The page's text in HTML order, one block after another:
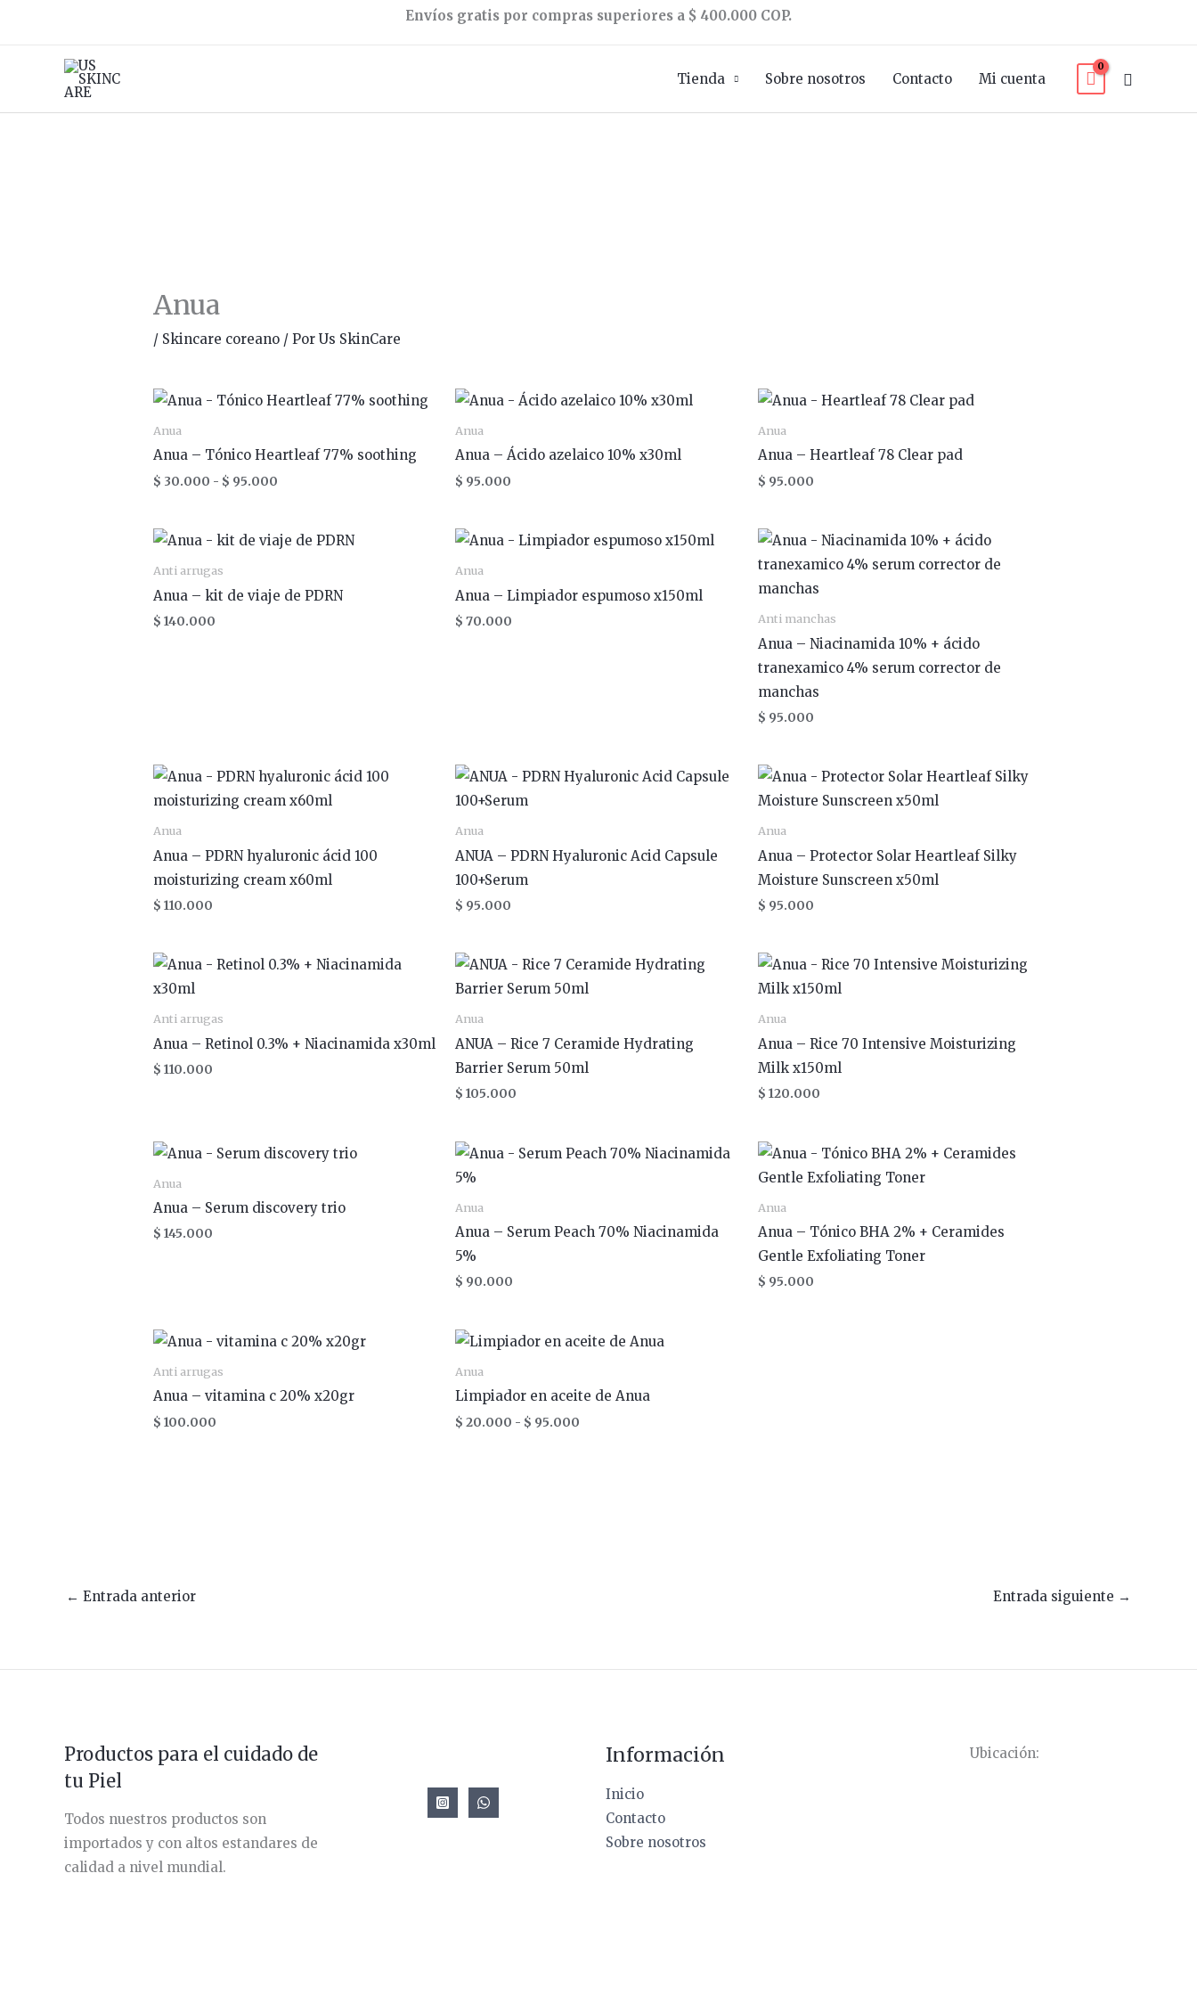
contenido
Envíos gratis por compras superiores a $ 400.000 COP.
Tienda Sobre nosotros Contacto Mi cuenta Buscar
Anua
/ Skincare coreano / PorUs SkinCare
Anua
Anua – Tónico Heartleaf 77% soothing
$ 30.000 - $ 95.000
Rango
de
$ 30.000
Anua
Anua – Ácido azelaico 10% x30ml
$ 95.000
Anua
Anua – Heartleaf 78 Clear pad
$ 95.000
Anti arrugas
Anua – kit de viaje de PDRN
$ 140.000
Anua
Anua – Limpiador espumoso x150ml
$ 70.000 Anti manchas
Anua – Niacinamida 10% + ácido
tranexamico 4% serum corrector de
manchas
$ 95.000
Anua
Anua – PDRN hyaluronic ácid 100
moisturizing cream x60ml
$ 110.000
Anua
ANUA – PDRN Hyaluronic Acid Capsule
100+Serum
$ 95.000
Anua
Anua – Protector Solar Heartleaf Silky
Moisture Sunscreen x50ml
$ 95.000
Anti arrugas
Anua – Retinol 0.3% + Niacinamida x30ml
$ 110.000
Anua
ANUA – Rice 7 Ceramide Hydrating
Barrier Serum 50ml
$ 105.000
Anua
Anua – Rice 70 Intensive Moisturizing
Milk x150ml
$ 120.000
Anua
Anua – Serum discovery trio
$ 145.000
Anua
Anua – Serum Peach 70% Niacinamida
5%
$ 90.000
Anua
Anua – Tónico BHA 2% + Ceramides
Gentle Exfoliating Toner
$ 95.000
Anti arrugas
Anua – vitamina c 20% x20gr
$ 100.000
Anua
Limpiador en aceite de Anua
$ 20.000 - $ 95.000
Rango
de
$ 20.000
← Entrada anterior Entrada siguiente →
Productos para el cuidado de
tu Piel
Todos nuestros productos son
importados y con altos estandares de
calidad a nivel mundial.
Información
Inicio
Contacto
Sobre nosotros
Ubicación: